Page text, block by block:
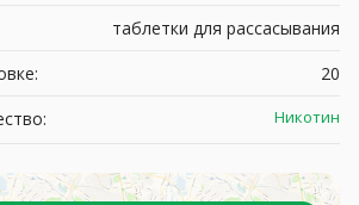
таблетки для рассасывания
20
Никотин